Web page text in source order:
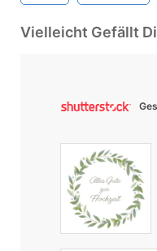
Vielleicht Gefällt